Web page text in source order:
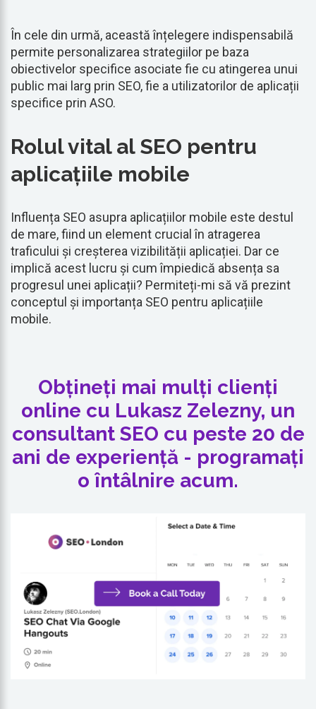
În cele din urmă, această înțelegere indispensabilă
permite personalizarea strategiilor pe baza
obiectivelor specifice asociate fie cu atingerea unui
public mai larg prin SEO, fie a utilizatorilor de aplicații
specifice prin ASO.
Rolul vital al SEO pentru
aplicațiile mobile
Influența SEO asupra aplicațiilor mobile este destul
de mare, fiind un element crucial în atragerea
traficului și creșterea vizibilității aplicației. Dar ce
implică acest lucru și cum împiedică absența sa
progresul unei aplicații? Permiteți-mi să vă prezint
conceptul și importanța SEO pentru aplicațiile
mobile.
Obțineți mai mulți clienți
online cu Lukasz Zelezny, un
consultant SEO cu peste 20 de
ani de experiență - programați
o întâlnire acum.